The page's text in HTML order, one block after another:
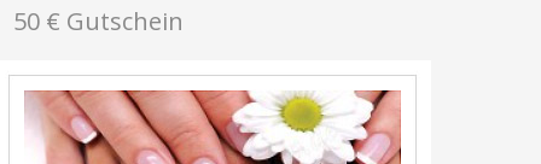
50 € Gutschein